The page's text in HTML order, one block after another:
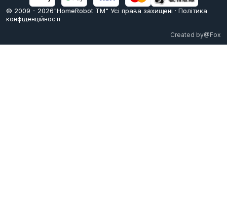
© 2009 - 2026"HomeRobot ТМ" Усi права захищені · Політика
конфіденційності
Created by@Fox